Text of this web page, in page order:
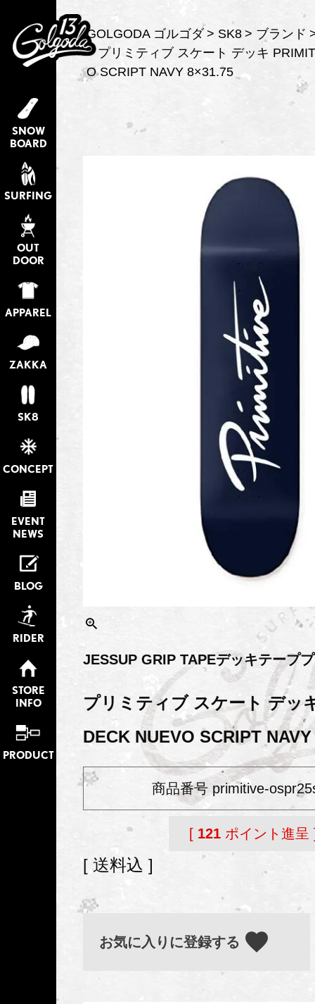
SNOW
BOARD
SURFING
OUT
DOOR
APPAREL
ZAKKA
SK8
CONCEPT
EVENT
NEWS
BLOG
RIDER
STORE
INFO
PRODUCT
GOLGODA ゴルゴダ SK8
ブランド
プリミティブ スケート デッキ
O SCRIPT NAVY 8×31.75
JESSUP GRIP TAPEデッキテープ
プリミティブ スケート デッ
DECK NUEVO SCRIPT
商品番号 primitive-
[ 121 ポイント進呈
送料込
お気に入りに登録する